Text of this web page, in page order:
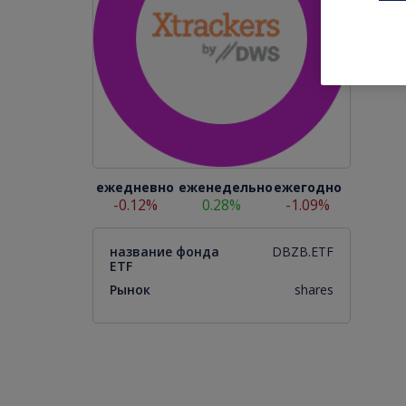
ежедневно
-0.12%
еженедельно
0.28%
ежегодно
-1.09%
название фонда
ETF
DBZB.ETF
Рынок shares